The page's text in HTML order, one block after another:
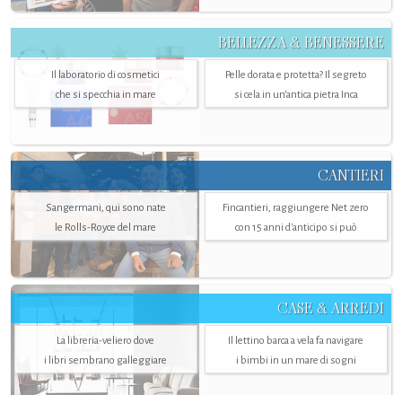
BELLEZZA & BENESSERE
Il laboratorio di cosmetici
che si specchia in mare
Pelle dorata e protetta? Il segreto
si cela in un’antica pietra Inca
CANTIERI
Sangermani, qui sono nate
le Rolls-Royce del mare
Fincantieri, raggiungere Net zero
con 15 anni d'anticipo si può
CASE & ARREDI
La libreria-veliero dove
i libri sembrano galleggiare
Il lettino barca a vela fa navigare
i bimbi in un mare di sogni